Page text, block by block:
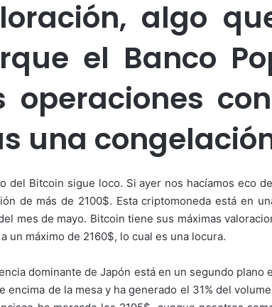
algo
el Banco
operaciones
una
del Bitcoin sigue loco. Si ayer nos hacíamos eco
de más de 2100$. Esta criptomoneda está en
mes de mayo. Bitcoin tiene sus máximas
un máximo de 2160$, lo cual es una locura.
dominante de Japón está en un segundo
encima de la mesa y ha generado el 31% del